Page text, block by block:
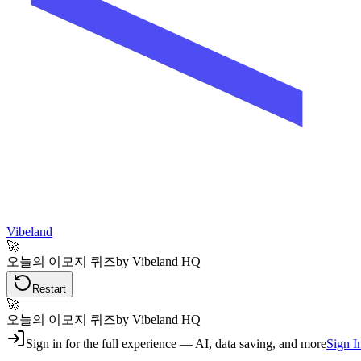
Vibeland
🚀
오늘의 이모지 퀴즈by Vibeland HQ
Restart
🚀
오늘의 이모지 퀴즈by Vibeland HQ
Sign in for the full experience — AI, data saving, and moreSign